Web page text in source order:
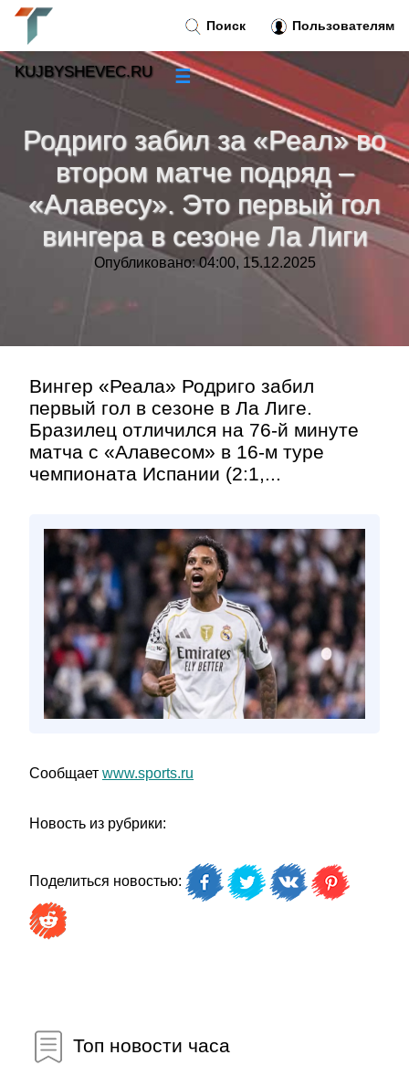
Родриго забил за «Реал» во
втором матче подряд –
«Алавесу». Это первый гол
вингера в сезоне Ла Лиги
Опубликовано: 04:00, 15.12.2025
Вингер «Реала» Родриго забил
первый гол в сезоне в Ла Лиге.
Бразилец отличился на 76-й минуте
матча с «Алавесом» в 16-м туре
чемпионата Испании (2:1,...
Сообщает www.sports.ru
Новость из рубрики:
Поделиться новостью:
Топ новости часа
Поиск Пользователям
KUJBYSHEVEC.RU ☰
Новости
Тренды новостей»
Рубрики»
»